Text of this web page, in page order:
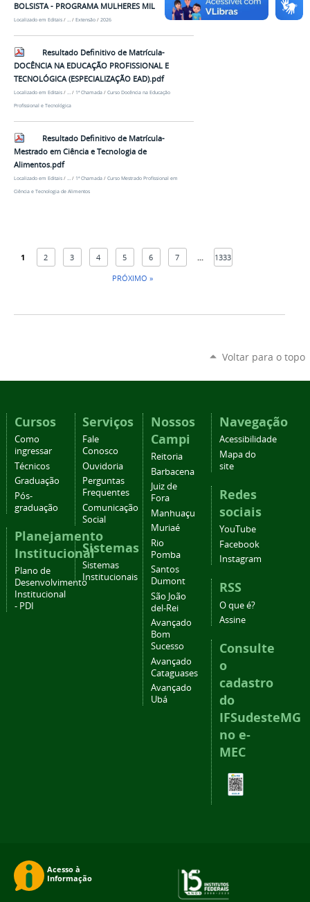
BOLSISTA - PROGRAMA MULHERES MIL
Localizado em Editais / … / Extensão / 2026
Resultado Definitivo de Matrícula-
DOCÊNCIA NA EDUCAÇÃO PROFISSIONAL E
TECNOLÓGICA (ESPECIALIZAÇÃO EAD).pdf
Localizado em Editais / … / 1ª Chamada / Curso Docência na Educação
Profissional e Tecnológica
Resultado Definitivo de Matrícula-
Mestrado em Ciência e Tecnologia de
Alimentos.pdf
Localizado em Editais / … / 1ª Chamada / Curso Mestrado Profissional em
Ciência e Tecnologia de Alimentos
1 2 3 4 5 6 7 ...
1333
PRÓXIMO »
Voltar para o topo
Cursos
Como
ingressar
Técnicos
Graduação
Pós-
graduação
Planejamento
Institucional
Plano de
Desenvolvimento
Institucional
- PDI
Serviços
Fale
Conosco
Ouvidoria
Perguntas
Frequentes
Comunicação
Social
Sistemas
Sistemas
Institucionais
Nossos
Campi
Reitoria
Barbacena
Juiz de
Fora
Manhuaçu
Muriaé
Rio
Pomba
Santos
Dumont
São João
del-Rei
Avançado
Bom
Sucesso
Avançado
Cataguases
Avançado
Ubá
Navegação
Acessibilidade
Mapa do
site
Redes
sociais
YouTube
Facebook
Instagram
RSS
O que é?
Assine
Consulte
o
cadastro
do
IFSudesteMG
no e-
MEC